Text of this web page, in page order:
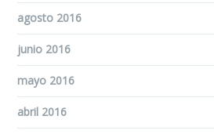
agosto 2016
junio 2016
mayo 2016
abril 2016